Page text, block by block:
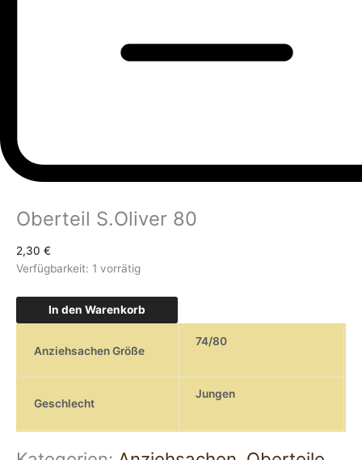
Oberteil S.Oliver 80
2,30 €
Verfügbarkeit: 1 vorrätig
In den Warenkorb
Anziehsachen Größe
74/80
Geschlecht
Jungen